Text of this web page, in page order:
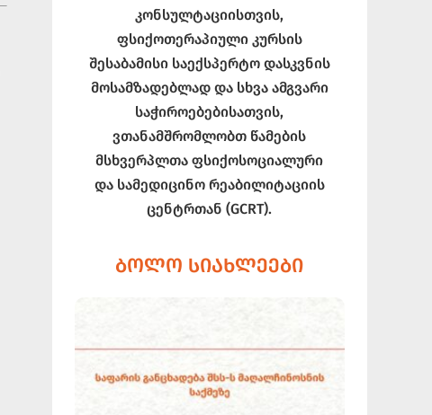
კონსულტაციისთვის,
ფსიქოთერაპიული კურსის
შესაბამისი საექსპერტო დასკვნის
მოსამზადებლად და სხვა ამგვარი
საჭიროებებისათვის,
ვთანამშრომლობთ წამების
მსხვერპლთა ფსიქოსოციალური
და სამედიცინო რეაბილიტაციის
ცენტრთან (GCRT).
ᲑᲝᲚᲝ ᲡᲘᲐᲮᲚᲔᲔᲑᲘ